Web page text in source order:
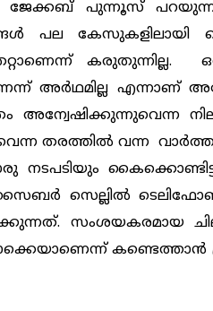
ജേക്കബ് പുന്നൂസ്
പല കേസുകളിലായി
കരുതുന്നില്ല.
അര്‍ഥമില്ല എന്നാണ്
അന്വേഷിക്കുന്നുവെന്ന
തരത്തില്‍ വന്ന
നടപടിയും
സെല്ലില്‍
സംശയകരമായ
കണ്ടെത്താന്‍